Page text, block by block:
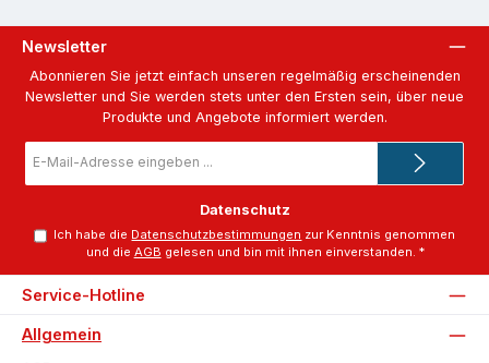
Newsletter
Abonnieren Sie jetzt einfach unseren regelmäßig erscheinenden
Newsletter und Sie werden stets unter den Ersten sein, über neue
Produkte und Angebote informiert werden.
Mail-
Datenschutz
Ich habe die Datenschutzbestimmungen zur Kenntnis genommen
und die AGB gelesen und bin mit ihnen einverstanden. *
Service-Hotline
Allgemein